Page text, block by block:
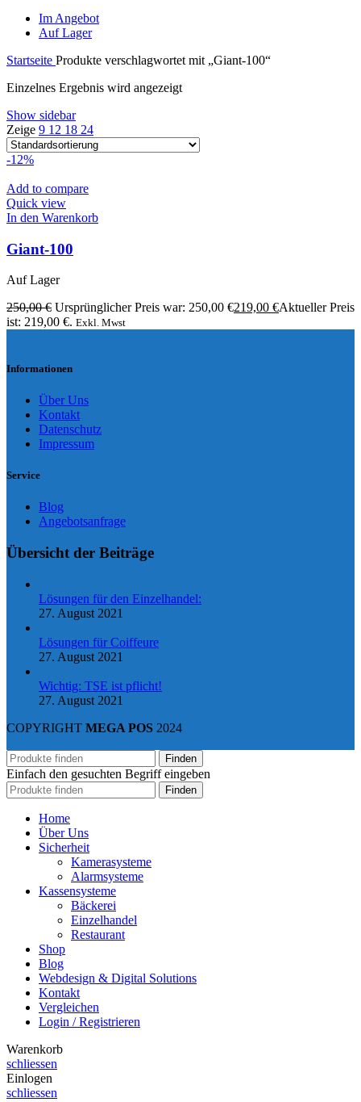
Im Angebot
Auf Lager
Startseite Produkte verschlagwortet mit „Giant-100“
Einzelnes Ergebnis wird angezeigt
Show sidebar
Zeige 9 12 18 24
-12%
Add to compare
Quick view
In den Warenkorb
Giant-100
Auf Lager
250,00€ Ursprünglicher Preis war: 250,00 €219,00 €Aktueller Preis
ist: 219,00 €. Exkl. Mwst
Informationen
Über Uns
Kontakt
Datenschutz
Impressum
Service
Blog
Angebotsanfrage
Übersicht der Beiträge
Lösungen für den Einzelhandel:
27. August 2021
Lösungen für Coiffeure
27. August 2021
Wichtig: TSE ist pflicht!
27. August 2021
COPYRIGHT MEGA POS 2024
Finden
Einfach den gesuchten Begriff eingeben
Finden
Home
Über Uns
Sicherheit
Kamerasysteme
Alarmsysteme
Kassensysteme
Bäckerei
Einzelhandel
Restaurant
Shop
Blog
Webdesign & Digital Solutions
Kontakt
Vergleichen
Login / Registrieren
Warenkorb
schliessen
Einlogen
schliessen